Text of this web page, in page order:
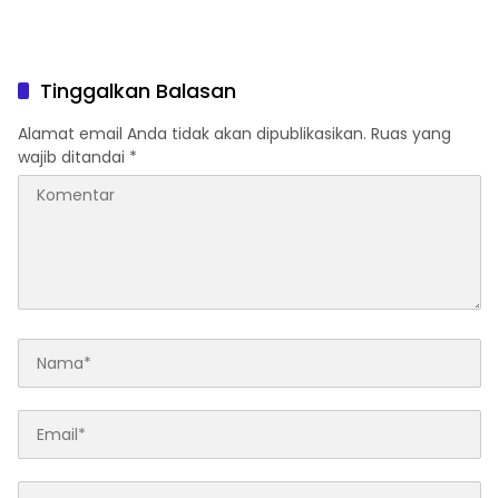
Tinggalkan Balasan
Alamat email Anda tidak akan dipublikasikan. Ruas yang
wajib ditandai *